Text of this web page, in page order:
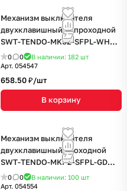
Механизм выключателя
двухклавишный непроходной
SWT-TENDO-MK02-SFPL-WH
(230V, 10A) (Arlight, Матовый
белый)
0 0 В наличии: 182 шт
Арт. 054547
658.50 ₽/шт
В корзину
Механизм выключателя
двухклавишный проходной
SWT-TENDO-MKP2-SFPL-GD
(230V, 10A) (Arlight, Матовый
песочный)
0 0 В наличии: 100 шт
Арт. 054554